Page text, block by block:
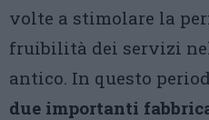
volte a stimolare la
fruibilità dei servizi
antico. In questo
due importanti